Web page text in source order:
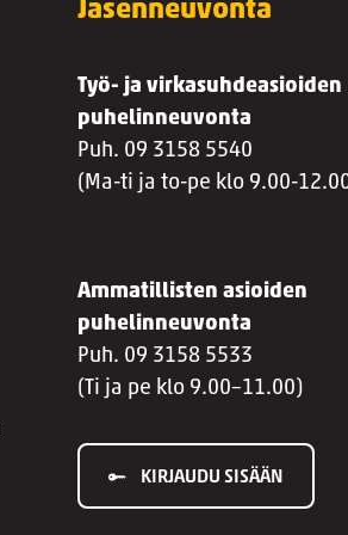
Jäsenneuvonta
Työ- ja virkasuhdeasioiden
puhelinneuvonta
Puh. 09 3158 5540
(Ma-ti ja to-pe klo 9.00-
Ammatillisten asioiden
puhelinneuvonta
Puh. 09 3158 5533
(Ti ja pe klo 9.00–11.00)
KIRJAUDU SISÄÄN